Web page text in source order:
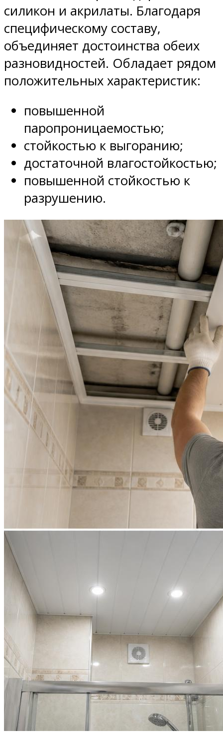
силикон и акрилаты. Благодаря
специфическому составу,
объединяет достоинства обеих
разновидностей. Обладает рядом
положительных характеристик:
повышенной
паропроницаемостью;
стойкостью к выгоранию;
достаточной влагостойкостью;
повышенной стойкостью к
разрушению.